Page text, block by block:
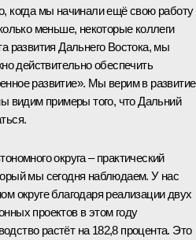
когда мы начинали ещё свою работу
меньше, некоторые коллеги
развития Дальнего Востока, мы
действительно обеспечить
развитие». Мы верим в развитие
видим примеры того, что Дальний
округа – практический
мы сегодня наблюдаем. У нас
округе благодаря реализации двух
проектов в этом году
растёт на 182,8 процента. Это